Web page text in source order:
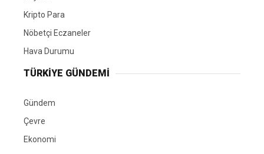
Kripto Para
Nöbetçi Eczaneler
Hava Durumu
TÜRKIYE GÜNDEMI
Gündem
Çevre
Ekonomi